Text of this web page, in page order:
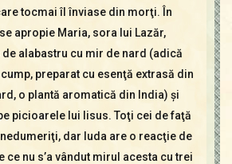
tocmai îl înviase din morţi. În
apropie Maria, sora lui Lazăr,
de alabastru cu mir de nard (adică
preparat cu esenţă extrasă din
o plantă aromatică din India) şi
picioarele lui Iisus. Toţi cei de faţă
dar Iuda are o reacţie de
ce nu s’a vândut mirul acesta cu trei